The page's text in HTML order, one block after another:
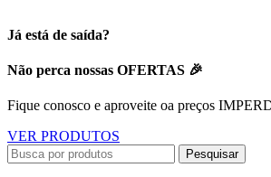
Já está de saída?
Não perca nossas OFERTAS 🎉
Fique conosco e aproveite oa preços
VER PRODUTOS
Pesquisar